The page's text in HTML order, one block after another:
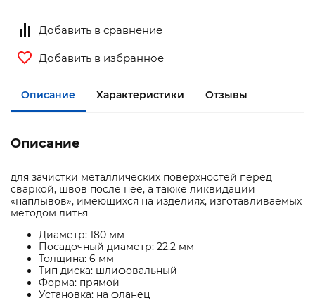
Добавить в сравнение
Добавить в избранное
Описание Характеристики Отзывы
Описание
для зачистки металлических поверхностей перед
сваркой, швов после нее, а также ликвидации
«наплывов», имеющихся на изделиях, изготавливаемых
методом литья
Диаметр: 180 мм
Посадочный диаметр: 22.2 мм
Толщина: 6 мм
Тип диска: шлифовальный
Форма: прямой
Установка: на фланец